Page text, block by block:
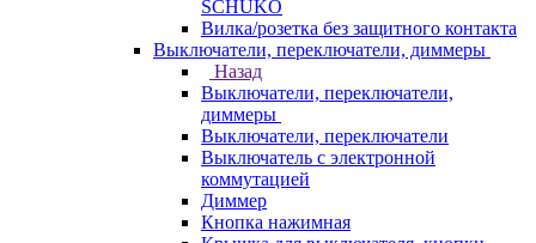
SCHUKO
Вилка/розетка без защитного контакта
Выключатели, переключатели, диммеры
Назад
Выключатели, переключатели,
диммеры
Выключатели, переключатели
Выключатель с электронной
коммутацией
Диммер
Кнопка нажимная